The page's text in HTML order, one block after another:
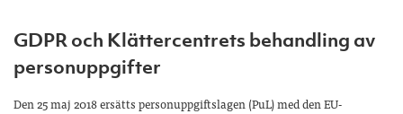
GDPR och Klättercentrets behandling av
personuppgifter
Den 25 maj 2018 ersätts personuppgiftslagen (PuL) med den EU-